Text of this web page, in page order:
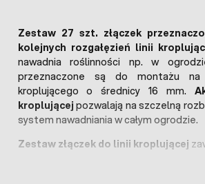
Zestaw 27 szt. złączek
kolejnych rozgałęzień linii
nawadnia roślinności np. w
przeznaczone są do montażu
kroplującego o średnicy 16 mm.
kroplującej pozwalają na szczelną
system nawadniania w całym ogrodzie.
Zestaw złączek do linii kroplującej